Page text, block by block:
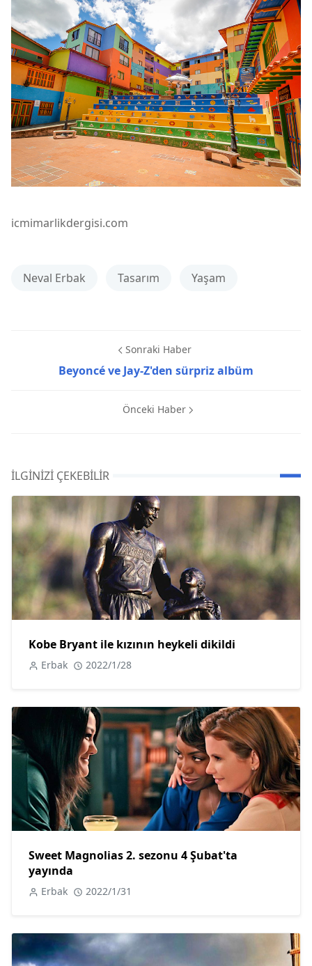
icmimarlikdergisi.com
Neval Erbak Tasarım Yaşam
Sonraki Haber
Beyoncé ve Jay-Z'den sürpriz albüm
Önceki Haber
İLGINIZI ÇEKEBILIR
Kobe Bryant ile kızının heykeli dikildi
Erbak 2022/1/28
Sweet Magnolias 2. sezonu 4 Şubat'ta
yayında
Erbak 2022/1/31